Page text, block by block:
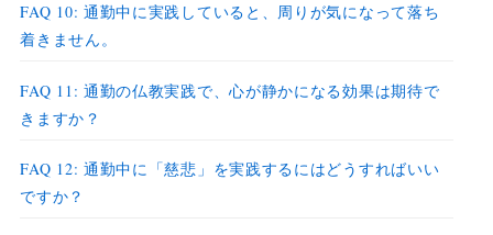
FAQ 10: 通勤中に実践していると、周りが気になって落ち
着きません。
FAQ 11: 通勤の仏教実践で、心が静かになる効果は期待で
きますか？
FAQ 12: 通勤中に「慈悲」を実践するにはどうすればいい
ですか？